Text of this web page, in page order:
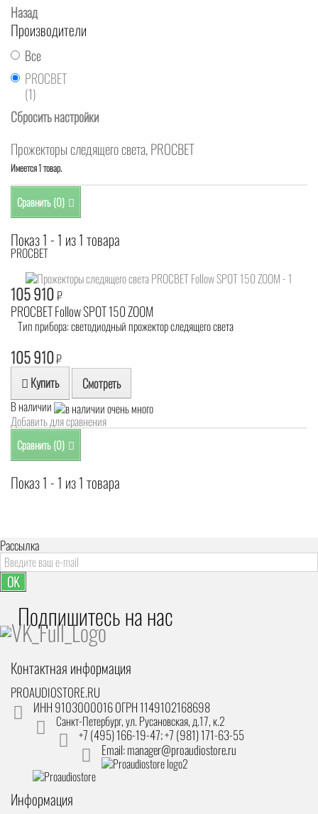
Назад
Производители
Все
PROCBET
(1)
Сбросить настройки
Прожекторы следящего света, PROCBET
Имеется 1 товар.
Сравнить (0)
Показ 1 - 1 из 1 товара
PROCBET
105 910₽
PROCBET Follow SPOT 150 ZOOM
Тип прибора: светодиодный прожектор следящего света
105 910₽
Купить Смотреть
В наличии
Добавить для сравнения
Сравнить (0)
Показ 1 - 1 из 1 товара
Рассылка
OK
Подпишитесь на наc
Контактная информация
PROAUDIOSTORE.RU
ИНН 9103000016 ОГРН 1149102168698
Санкт-Петербург,ул. Русановская, д.17, к.2
+7 (495) 166-19-47; +7 (981) 171-63-55
Email: manager@proaudiostore.ru
Информация